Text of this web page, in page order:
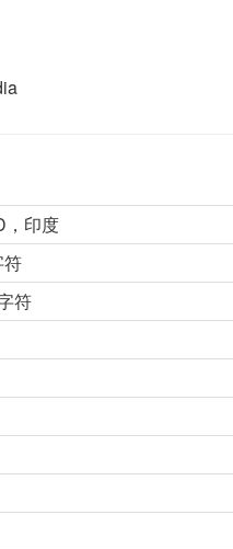
，印度
符
符